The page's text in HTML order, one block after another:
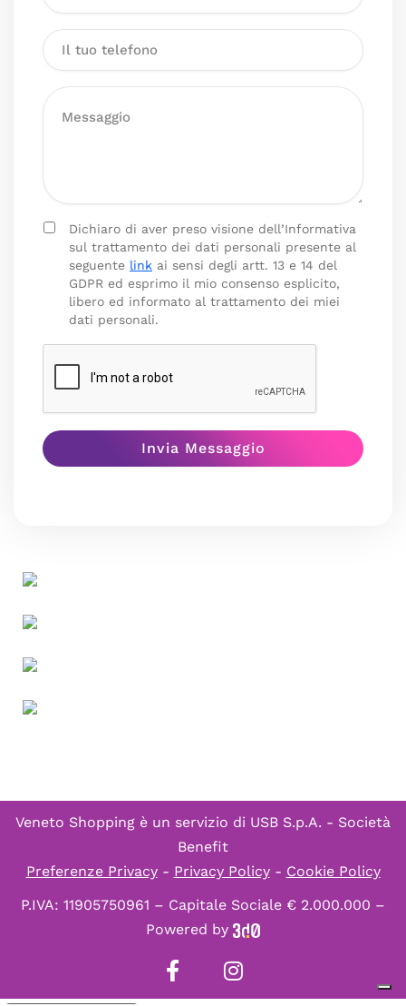
Dichiaro di aver preso visione dell’Informativa
sul trattamento dei dati personali presente al
seguente link ai sensi degli artt. 13 e 14 del
GDPR ed esprimo il mio consenso esplicito,
libero ed informato al trattamento dei miei
dati personali.
Veneto Shopping è un servizio di USB S.p.A. - Società
Benefit
Preferenze Privacy- Privacy Policy- Cookie Policy
P.IVA: 11905750961 – Capitale Sociale € 2.000.000 –
Powered by